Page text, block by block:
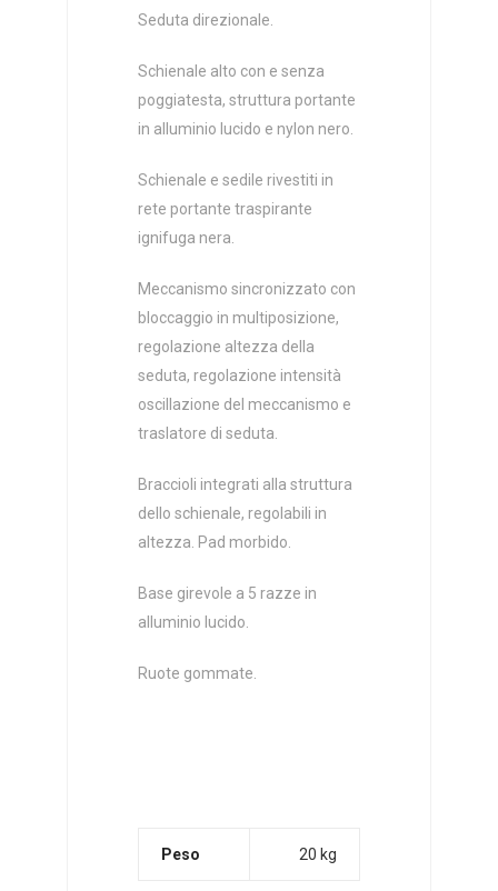
Seduta direzionale.
Schienale alto con e senza
poggiatesta, struttura portante
in alluminio lucido e nylon nero.
Schienale e sedile rivestiti in
rete portante traspirante
ignifuga nera.
Meccanismo sincronizzato con
bloccaggio in multiposizione,
regolazione altezza della
seduta, regolazione intensità
oscillazione del meccanismo e
traslatore di seduta.
Braccioli integrati alla struttura
dello schienale, regolabili in
altezza. Pad morbido.
Base girevole a 5 razze in
alluminio lucido.
Ruote gommate.
Peso 20 kg